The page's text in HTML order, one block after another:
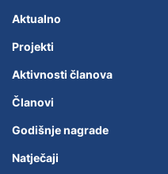
Aktualno
Projekti
Aktivnosti članova
Članovi
Godišnje nagrade
Natječaji